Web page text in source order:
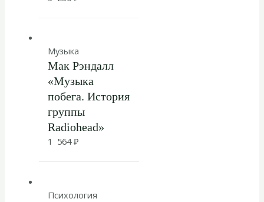
Музыка
Мак Рэндалл
«Музыка
побега. История
группы
Radiohead»
1 564₽
Психология